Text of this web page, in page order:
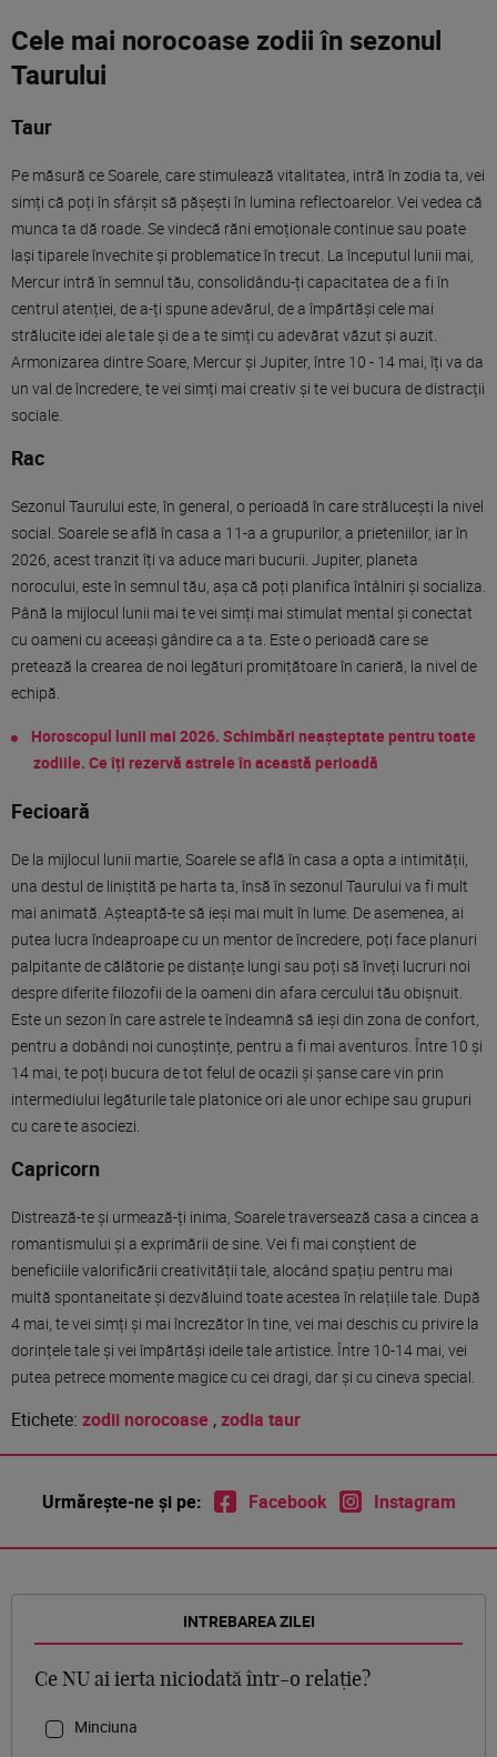
Cele mai norocoase zodii în sezonul
Taurului
Taur
Pe măsură ce Soarele, care stimulează vitalitatea, intră în zodia ta, vei
simți că poți în sfârșit să pășești în lumina reflectoarelor. Vei vedea că
munca ta dă roade. Se vindecă răni emoționale continue sau poate
lași tiparele învechite și problematice în trecut. La începutul lunii mai,
Mercur intră în semnul tău, consolidându-ți capacitatea de a fi în
centrul atenției, de a-ți spune adevărul, de a împărtăși cele mai
strălucite idei ale tale și de a te simți cu adevărat văzut și auzit.
Armonizarea dintre Soare, Mercur și Jupiter, între 10 - 14 mai, îți va da
un val de încredere, te vei simți mai creativ și te vei bucura de distracții
sociale.
Rac
Sezonul Taurului este, în general, o perioadă în care strălucești la nivel
social. Soarele se află în casa a 11-a a grupurilor, a prieteniilor, iar în
2026, acest tranzit îți va aduce mari bucurii. Jupiter, planeta
norocului, este în semnul tău, așa că poți planifica întâlniri și socializa.
Până la mijlocul lunii mai te vei simți mai stimulat mental și conectat
cu oameni cu aceeași gândire ca a ta. Este o perioadă care se
pretează la crearea de noi legături promițătoare în carieră, la nivel de
echipă.
Horoscopul lunii mai 2026. Schimbări neașteptate pentru toate
zodiile. Ce îți rezervă astrele în această perioadă
Fecioară
De la mijlocul lunii martie, Soarele se află în casa a opta a intimității,
una destul de liniștită pe harta ta, însă în sezonul Taurului va fi mult
mai animată. Așteaptă-te să ieși mai mult în lume. De asemenea, ai
putea lucra îndeaproape cu un mentor de încredere, poți face planuri
palpitante de călătorie pe distanțe lungi sau poți să înveți lucruri noi
despre diferite filozofii de la oameni din afara cercului tău obișnuit.
Este un sezon în care astrele te îndeamnă să ieși din zona de confort,
pentru a dobândi noi cunoștințe, pentru a fi mai aventuros. Între 10 și
14 mai, te poți bucura de tot felul de ocazii și șanse care vin prin
intermediului legăturile tale platonice ori ale unor echipe sau grupuri
cu care te asociezi.
Capricorn
Distrează-te și urmează-ți inima, Soarele traversează casa a cincea a
romantismului și a exprimării de sine. Vei fi mai conștient de
beneficiile valorificării creativității tale, alocând spațiu pentru mai
multă spontaneitate și dezvăluind toate acestea în relațiile tale. După
4 mai, te vei simți și mai încrezător în tine, vei mai deschis cu privire la
dorințele tale și vei împărtăși ideile tale artistice. Între 10-14 mai, vei
putea petrece momente magice cu cei dragi, dar și cu cineva special.
Etichete: zodii norocoase ,zodia taur
Urmărește-ne și pe: Facebook Instagram
INTREBAREA ZILEI
Ce NU ai ierta niciodată într-o relație?
Minciuna